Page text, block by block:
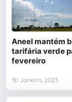
Aneel mantém
tarifária verde
fevereiro
30 Janeiro, 2023